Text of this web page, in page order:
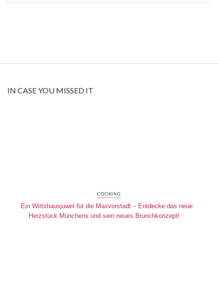
IN CASE YOU MISSED IT
COOKING
Ein Wirtshausjuwel für die Maxvorstadt – Entdecke das neue
Herzstück Münchens und sein neues Brunchkonzept!